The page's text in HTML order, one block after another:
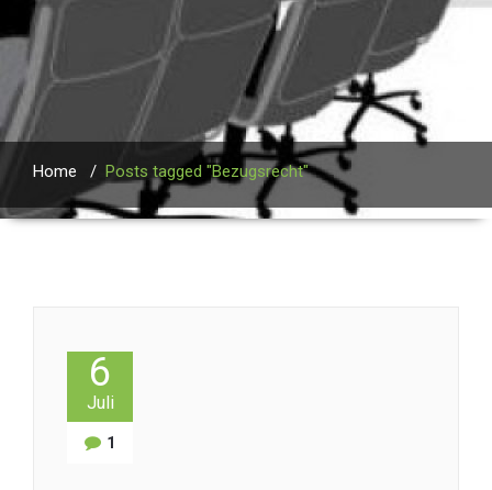
Home / Posts tagged "Bezugsrecht"
6
Juli
1